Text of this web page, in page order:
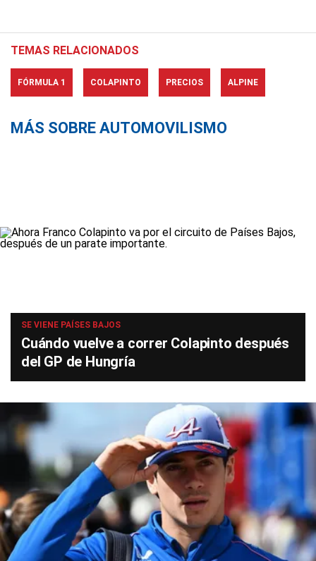
TEMAS RELACIONADOS
FÓRMULA 1 COLAPINTO PRECIOS ALPINE
MÁS SOBRE AUTOMOVILISMO
SE VIENE PAÍSES BAJOS
Cuándo vuelve a correr Colapinto después
del GP de Hungría